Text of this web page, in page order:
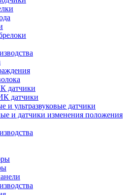
датчики
датчики
и ультразвуковые датчики
и датчики изменения положения